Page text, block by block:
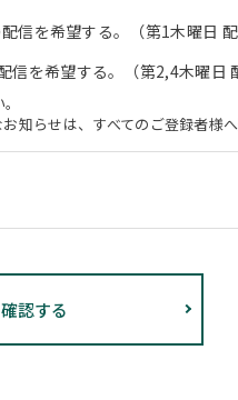
信を希望する。（第1木曜日 配
信を希望する。（第2,4木曜日
らせは、すべてのご登録者様へ